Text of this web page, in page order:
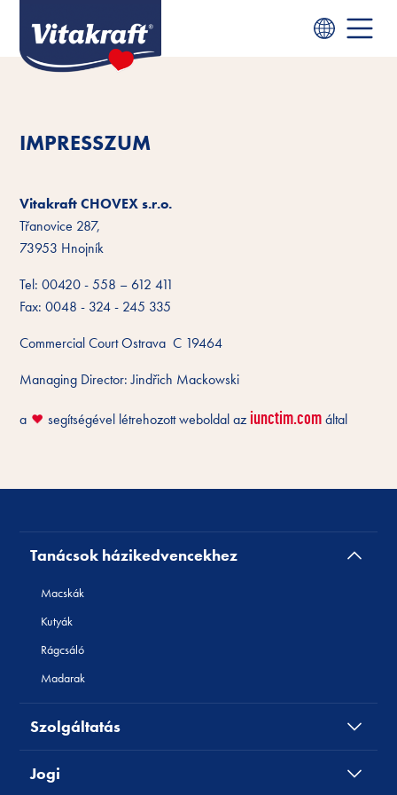
IMPRESSZUM
Vitakraft CHOVEX s.r.o.
Třanovice 287,
73953 Hnojník
Tel: 00420 - 558 – 612 411
Fax: 0048 - 324 - 245 335
Commercial Court Ostrava C 19464
Managing Director: Jindřich Mackowski
a ❤️ segítségével létrehozott weboldal az iunctim.comáltal
Tanácsok házikedvencekhez
Macskák
Kutyák
Rágcsáló
Madarak
Szolgáltatás
Jogi